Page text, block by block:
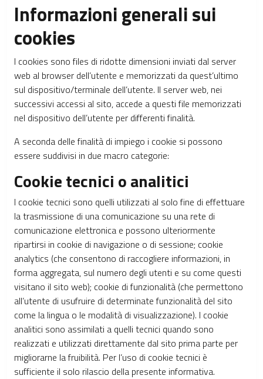
Informazioni generali sui
cookies
I cookies sono files di ridotte dimensioni inviati dal server
web al browser dell’utente e memorizzati da quest’ultimo
sul dispositivo/terminale dell’utente. Il server web, nei
successivi accessi al sito, accede a questi file memorizzati
nel dispositivo dell’utente per differenti finalità.
A seconda delle finalità di impiego i cookie si possono
essere suddivisi in due macro categorie:
Cookie tecnici o analitici
I cookie tecnici sono quelli utilizzati al solo fine di effettuare
la trasmissione di una comunicazione su una rete di
comunicazione elettronica e possono ulteriormente
ripartirsi in cookie di navigazione o di sessione; cookie
analytics (che consentono di raccogliere informazioni, in
forma aggregata, sul numero degli utenti e su come questi
visitano il sito web); cookie di funzionalità (che permettono
all’utente di usufruire di determinate funzionalità del sito
come la lingua o le modalità di visualizzazione). I cookie
analitici sono assimilati a quelli tecnici quando sono
realizzati e utilizzati direttamente dal sito prima parte per
migliorarne la fruibilità. Per l’uso di cookie tecnici è
sufficiente il solo rilascio della presente informativa.